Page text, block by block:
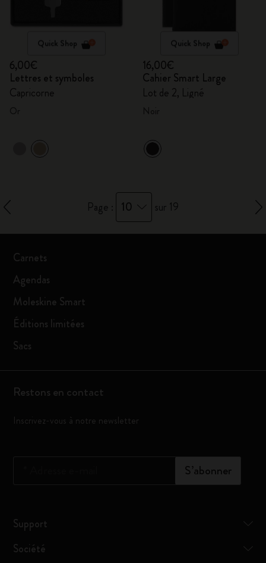
Quick Shop
6,00€
Lettres et symboles
Capricorne
Quick Shop
16,00€
Cahier Smart Large
Lot de 2, Ligné
Page : 10 sur 19
Carnets
Agendas
Moleskine Smart
Éditions limitées
Sacs
Restons en contact
Inscrivez-vous à notre newsletter
S’abonner
Support
Société